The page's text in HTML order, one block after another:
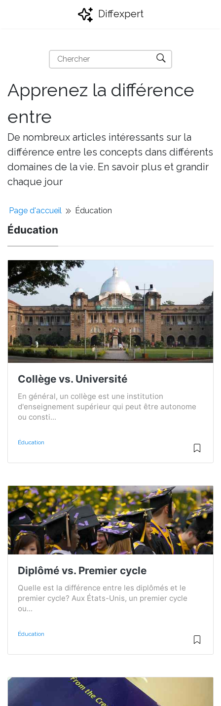
Diffexpert
Apprenez la différence
entre
De nombreux articles intéressants sur la
différence entre les concepts dans différents
domaines de la vie. En savoir plus et grandir
chaque jour
Page d'accueil Éducation
Éducation
Collège vs. Université
En général, un collège est une institution
d'enseignement supérieur qui peut être autonome
ou consti...
Éducation
Diplômé vs. Premier cycle
Quelle est la différence entre les diplômés et le
premier cycle? Aux États-Unis, un premier cycle
ou...
Éducation